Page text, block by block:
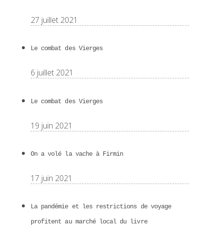
27 juillet 2021
Le combat des Vierges
6 juillet 2021
Le combat des Vierges
19 juin 2021
On a volé la vache à Firmin
17 juin 2021
La pandémie et les restrictions de voyage
profitent au marché local du livre